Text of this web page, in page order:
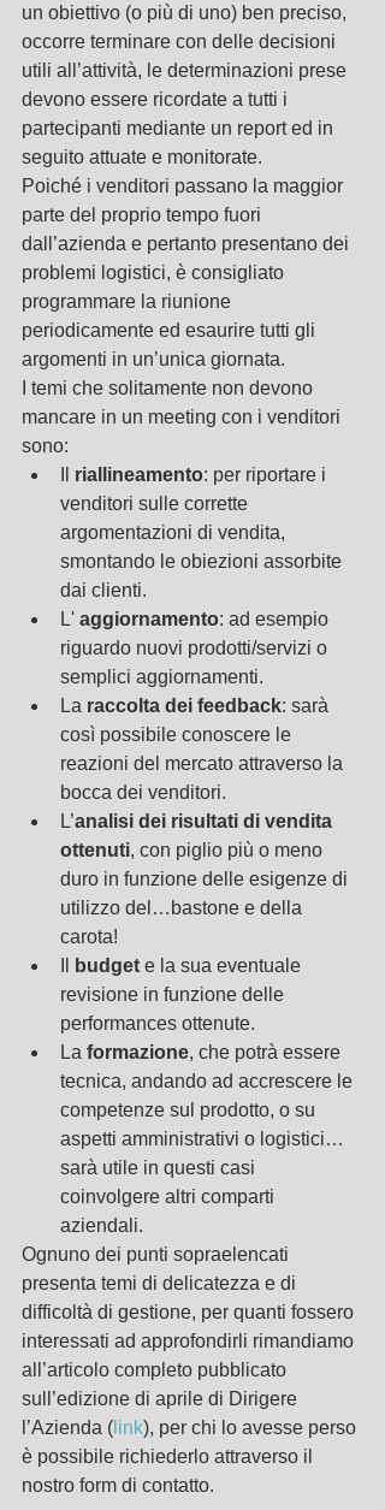
un obiettivo (o più di uno) ben preciso,
occorre terminare con delle decisioni
utili all’attività, le determinazioni prese
devono essere ricordate a tutti i
partecipanti mediante un report ed in
seguito attuate e monitorate.
Poiché i venditori passano la maggior
parte del proprio tempo fuori
dall’azienda e pertanto presentano dei
problemi logistici, è consigliato
programmare la riunione
periodicamente ed esaurire tutti gli
argomenti in un’unica giornata.
I temi che solitamente non devono
mancare in un meeting con i venditori
sono:
riallineamento: per riportare i
venditori sulle corrette
argomentazioni di vendita,
smontando le obiezioni assorbite
dai clienti.
L' aggiornamento: ad esempio
riguardo nuovi prodotti/servizi o
semplici aggiornamenti.
La raccolta dei feedback: sarà
così possibile conoscere le
reazioni del mercato attraverso la
bocca dei venditori.
L’analisi dei risultati di vendita
ottenuti, con piglio più o meno
duro in funzione delle esigenze di
utilizzo del…bastone e della
carota!
budget e la sua eventuale
revisione in funzione delle
performances ottenute.
La formazione, che potrà essere
tecnica, andando ad accrescere le
competenze sul prodotto, o su
aspetti amministrativi o logistici…
sarà utile in questi casi
coinvolgere altri comparti
aziendali.
Ognuno dei punti sopraelencati
presenta temi di delicatezza e di
difficoltà di gestione, per quanti fossero
interessati ad approfondirli rimandiamo
all’articolo completo pubblicato
sull’edizione di aprile di Dirigere
l’Azienda ( link), per chi lo avesse perso
è possibile richiederlo attraverso il
nostro form di contatto.